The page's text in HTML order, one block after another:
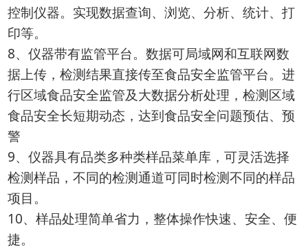
控制仪器。实现数据查询、浏览、分析、统计、打
印等。
8、仪器带有监管平台。数据可局域网和互联网数
据上传，检测结果直接传至食品安全监管平台。进
行区域食品安全监管及大数据分析处理，检测区域
食品安全长短期动态，达到食品安全问题预估、预
警
9、仪器具有品类多种类样品菜单库，可灵活选择
检测样品，不同的检测通道可同时检测不同的样品
项目。
10、样品处理简单省力，整体操作快速、安全、便
捷。